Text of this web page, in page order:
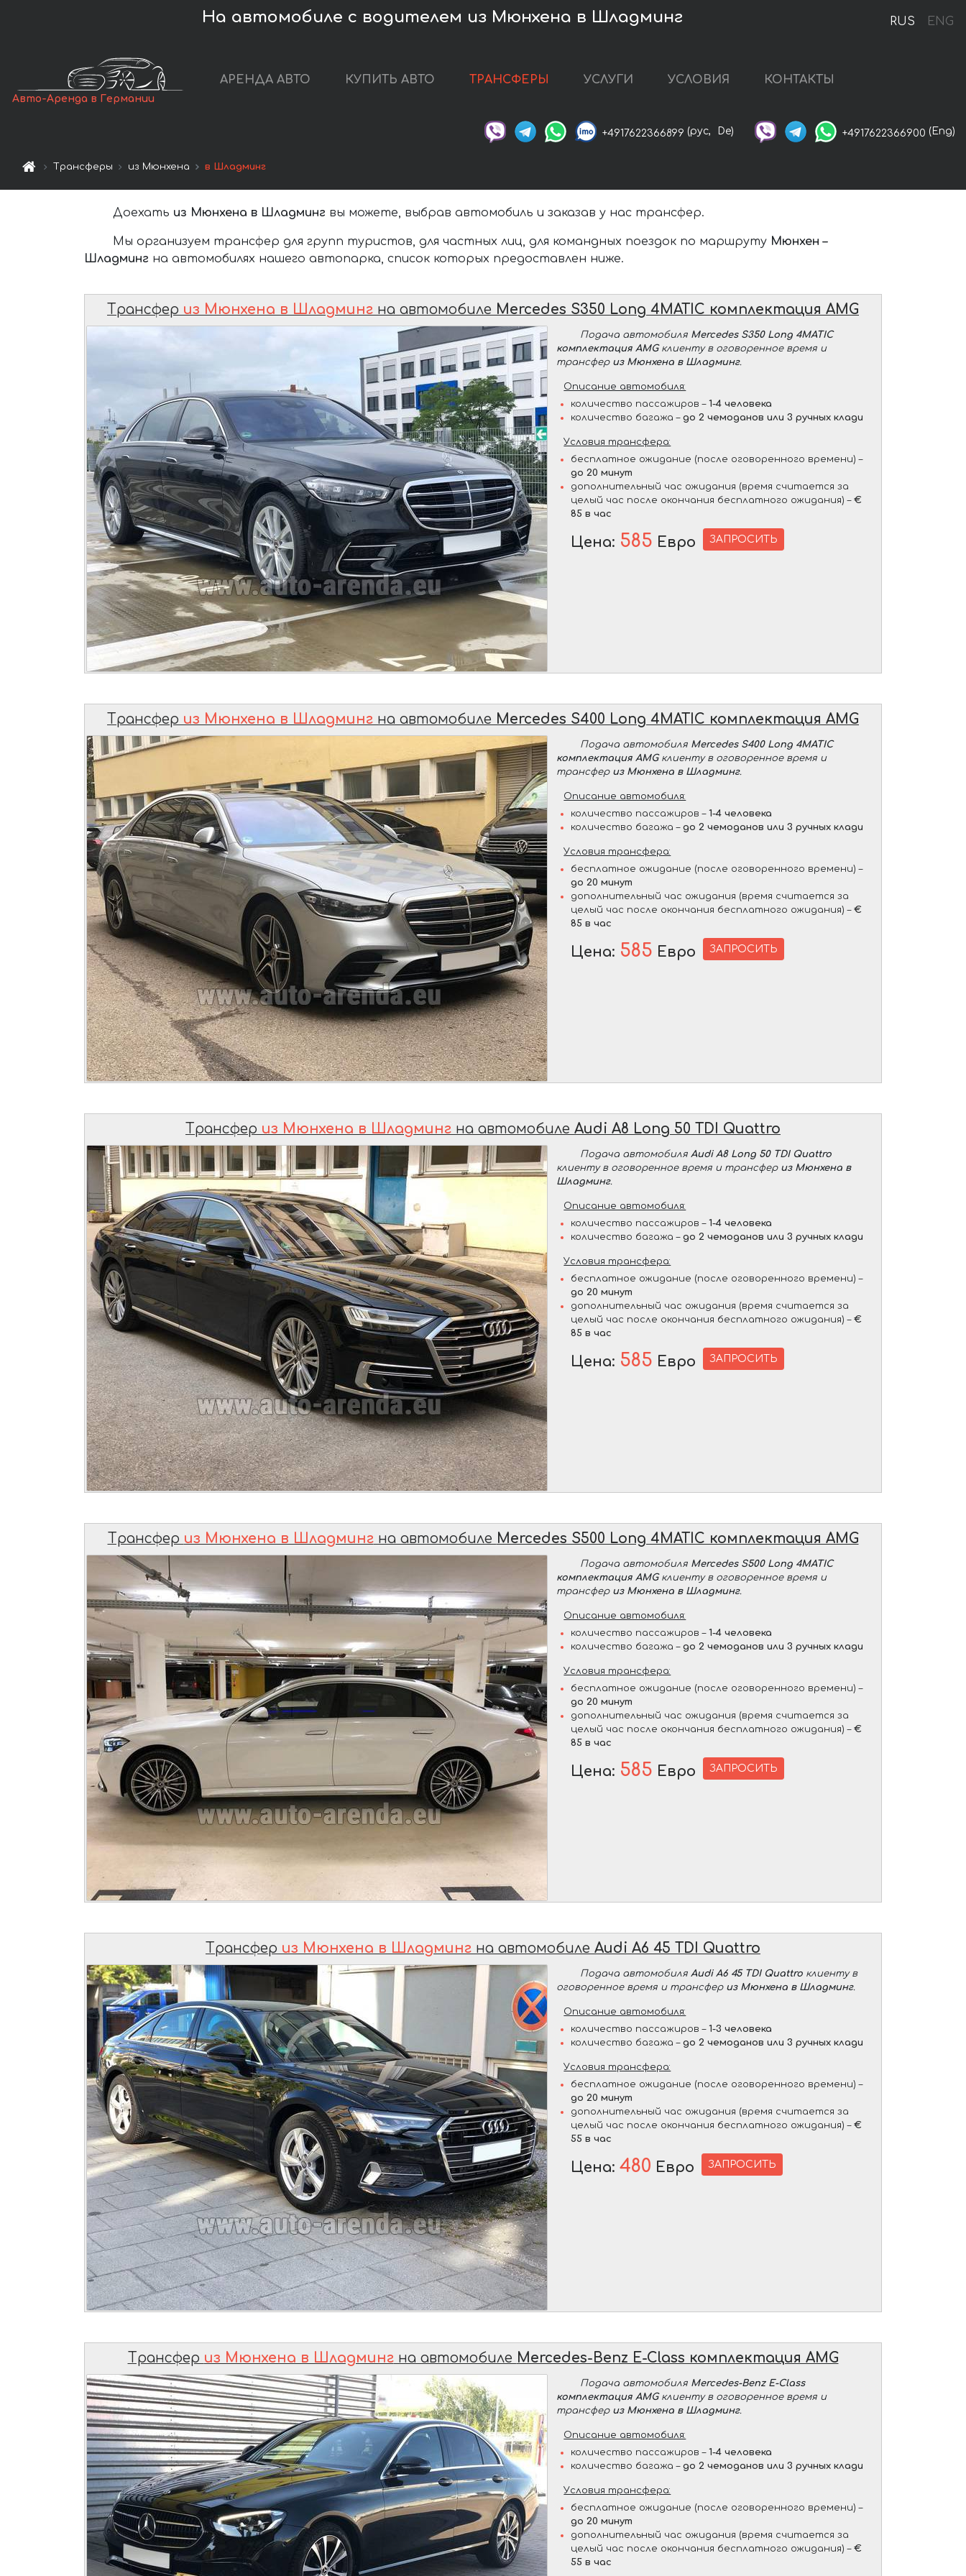
RUS ENG
На автомобиле с водителем из Мюнхена в Шладминг
Авто-Аренда в Германии
АРЕНДА АВТО КУПИТЬ АВТО ТРАНСФЕРЫ УСЛУГИ УСЛОВИЯ КОНТАКТЫ
+4917622366899 (рус, De) +4917622366900 (Eng)
Трансферы из Мюнхена в Шладминг
Доехать из Мюнхена в Шладминг вы можете, выбрав автомобиль и заказав у нас трансфер.
Мы организуем трансфер для групп туристов, для частных лиц, для командных поездок по маршруту Мюнхен –
Шладминг на автомобилях нашего автопарка, список которых предоставлен ниже.
Трансфер из Мюнхена в Шладминг на автомобиле Mercedes S350 Long 4MATIC комплектация AMG
Подача автомобиля Mercedes S350 Long 4MATIC
комплектация AMGклиенту в оговоренное время и
трансфер из Мюнхена в Шладминг.
Описание автомобиля:
количество пассажиров –1-4 человека
количество багажа –до 2 чемоданов или 3 ручных клади
Условия трансфера:
бесплатное ожидание (после оговоренного времени) –
до 20 минут
дополнительный час ожидания (время считается за
целый час после окончания бесплатного ожидания) –€
85 в час
Цена: 585 Евро ЗАПРОСИТЬ
Трансфер из Мюнхена в Шладминг на автомобиле Mercedes S400 Long 4MATIC комплектация AMG
Подача автомобиля Mercedes S400 Long 4MATIC
комплектация AMGклиенту в оговоренное время и
трансфер из Мюнхена в Шладминг.
Описание автомобиля:
количество пассажиров –1-4 человека
количество багажа –до 2 чемоданов или 3 ручных клади
Условия трансфера:
бесплатное ожидание (после оговоренного времени) –
до 20 минут
дополнительный час ожидания (время считается за
целый час после окончания бесплатного ожидания) –€
85 в час
Цена: 585 Евро ЗАПРОСИТЬ
Трансфер из Мюнхена в Шладминг на автомобиле Audi A8 Long 50 TDI Quattro
Подача автомобиля Audi A8 Long 50 TDI Quattro
клиенту в оговоренное время и трансфер из Мюнхена в
Шладминг.
Описание автомобиля:
количество пассажиров –1-4 человека
количество багажа –до 2 чемоданов или 3 ручных клади
Условия трансфера:
бесплатное ожидание (после оговоренного времени) –
до 20 минут
дополнительный час ожидания (время считается за
целый час после окончания бесплатного ожидания) –€
85 в час
Цена: 585 Евро ЗАПРОСИТЬ
Трансфер из Мюнхена в Шладмингна автомобиле Mercedes S500 Long 4MATIC комплектация AMG
Подача автомобиля Mercedes S500 Long 4MATIC
комплектация AMGклиенту в оговоренное время и
трансфер из Мюнхена в Шладминг.
Описание автомобиля:
количество пассажиров –1-4 человека
количество багажа –до 2 чемоданов или 3 ручных клади
Условия трансфера:
бесплатное ожидание (после оговоренного времени) –
до 20 минут
дополнительный час ожидания (время считается за
целый час после окончания бесплатного ожидания) –€
85 в час
Цена: 585 Евро ЗАПРОСИТЬ
Трансфер из Мюнхена в Шладминг на автомобиле Audi A6 45 TDI Quattro
Подача автомобиля Audi A6 45 TDI Quattroклиенту в
оговоренное время и трансфер из Мюнхена в Шладминг.
Описание автомобиля:
количество пассажиров –1-3 человека
количество багажа –до 2 чемоданов или 3 ручных клади
Условия трансфера:
бесплатное ожидание (после оговоренного времени) –
до 20 минут
дополнительный час ожидания (время считается за
целый час после окончания бесплатного ожидания) –€
55 в час
Цена:480 Евро ЗАПРОСИТЬ
Трансфер из Мюнхена в Шладмингна автомобиле Mercedes-Benz E-Class комплектация AMG
Подача автомобиля Mercedes-Benz E-Class
комплектация AMGклиенту в оговоренное время и
трансфер из Мюнхена в Шладминг.
Описание автомобиля:
количество пассажиров –1-4 человека
количество багажа –до 2 чемоданов или 3 ручных клади
Условия трансфера:
бесплатное ожидание (после оговоренного времени) –
до 20 минут
дополнительный час ожидания (время считается за
целый час после окончания бесплатного ожидания) –€
55 в час